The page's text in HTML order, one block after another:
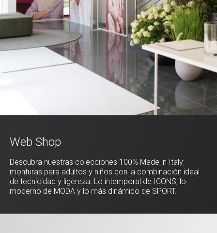
Web Shop
Descubra nuestras colecciones 100% Made in Italy:
monturas para adultos y niños con la combinación ideal
de tecnicidad y ligereza. Lo intemporal de ICONS, lo
moderno de MODA y lo más dinámico de SPORT.